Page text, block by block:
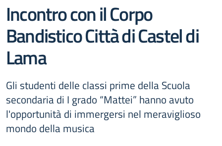
Incontro con il Corpo
Bandistico Città di Castel di
Lama
Gli studenti delle classi prime della Scuola
secondaria di I grado “Mattei” hanno avuto
l'opportunità di immergersi nel meraviglioso
mondo della musica